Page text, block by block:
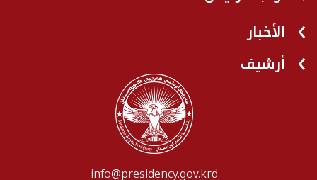
الأخبار
أرشيف
info@presidency.gov.krd